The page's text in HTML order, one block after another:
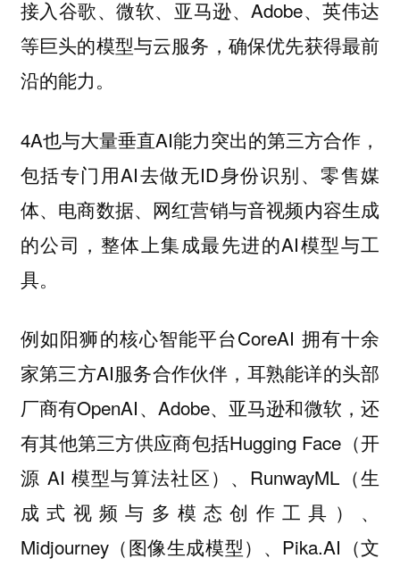
接入谷歌、微软、亚马逊、Adobe、英伟达
等巨头的模型与云服务，确保优先获得最前
沿的能力。
4A也与大量垂直AI能力突出的第三方合作，
包括专门用AI去做无ID身份识别、零售媒
体、电商数据、网红营销与音视频内容生成
的公司，整体上集成最先进的AI模型与工
具。
例如阳狮的核心智能平台CoreAI 拥有十余
家第三方AI服务合作伙伴，耳熟能详的头部
厂商有OpenAI、Adobe、亚马逊和微软，还
有其他第三方供应商包括Hugging Face（开
源 AI 模型与算法社区）、RunwayML（生
成式视频与多模态创作工具）、
Midjourney（图像生成模型）、Pika.AI（文